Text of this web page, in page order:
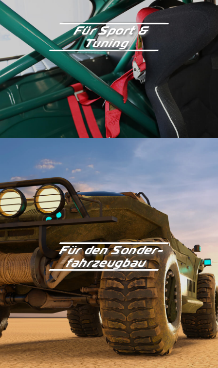
Für Sport &
Tuning
Kontakt
Für den Sonder­
fahrzeugbau
Kontakt